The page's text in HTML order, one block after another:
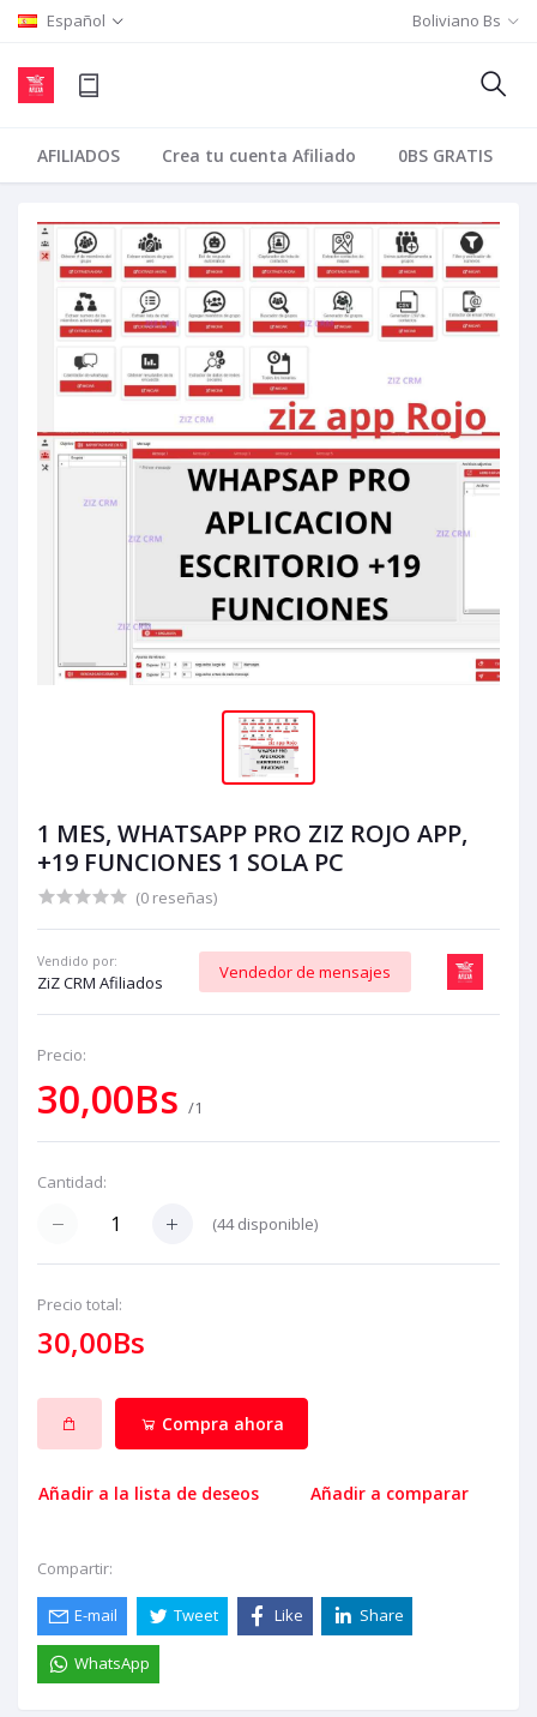
Español Boliviano Bs
AFILIADOS Crea tu cuenta Afiliado 0BS GRATIS
1 MES, WHATSAPP PRO ZIZ ROJO APP,
+19 FUNCIONES 1 SOLA PC
(0 reseñas)
Vendido por:
ZiZ CRM Afiliados
Vendedor de mensajes
Precio:
30,00Bs /1
Cantidad:
(44disponible)
Precio total:
30,00Bs
Compra ahora
Añadir a la lista de deseos Añadir a comparar
Compartir:
E-mail Tweet Like Share
WhatsApp